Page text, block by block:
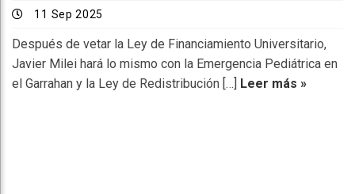
11 Sep 2025
Después de vetar la Ley de Financiamiento Universitario,
Javier Milei hará lo mismo con la Emergencia Pediátrica en
el Garrahan y la Ley de Redistribución […] Leer más »